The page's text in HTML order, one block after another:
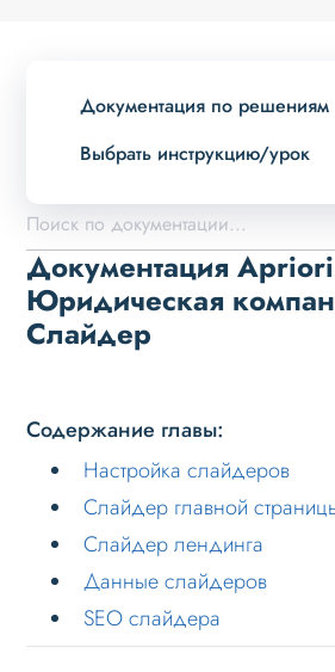
Документация по решениям
Выбрать инструкцию/урок
Описание курса
Возможности
Примеры страниц
Установка и обновление
Оформление контента
Слайдер
Настройка слайдеров
Слайдер главной страницы
Слайдер лендинга
Документация
Юридическая
Слайдер
Содержание главы:
Настройка слайдеров
Слайдер главной
Слайдер лендинга
Данные слайдеров
SEO слайдера